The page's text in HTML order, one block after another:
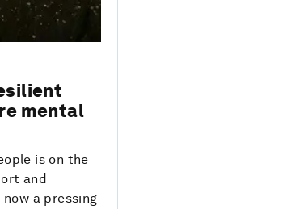
mental
is on the
and
a pressing